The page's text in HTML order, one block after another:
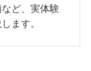
ど、実体験
ます。